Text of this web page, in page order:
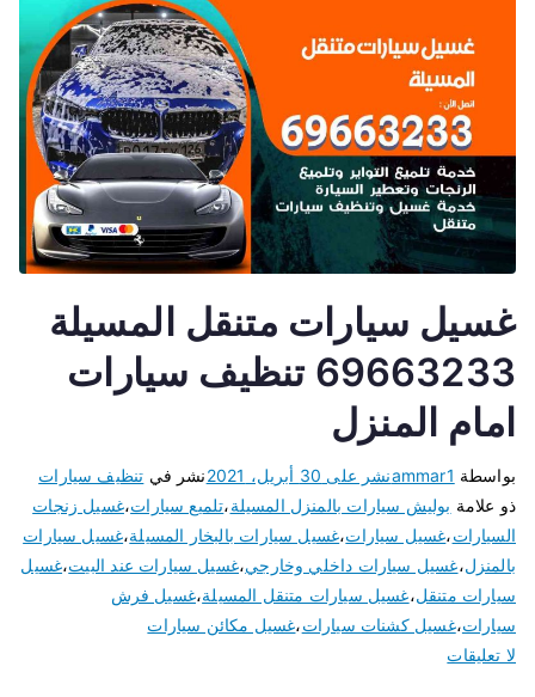
غسيل سيارات متنقل المسيلة
69663233 تنظيف سيارات
امام المنزل
بواسطة ammar1نشر على 30 أبريل، 2021 نشر في تنظيف سيارات
ذو علامة بوليش سيارات بالمنزل المسيلة،تلميع سيارات،غسيل زنجات
السيارات،غسيل سيارات،غسيل سيارات بالبخار المسيلة،غسيل سيارات
بالمنزل،غسيل سيارات داخلي وخارجي،غسيل سيارات عند البيت،غسيل
سيارات متنقل،غسيل سيارات متنقل المسيلة،غسيل فرش
سيارات،غسيل كشنات سيارات،غسيل مكائن سيارات
لا تعليقات